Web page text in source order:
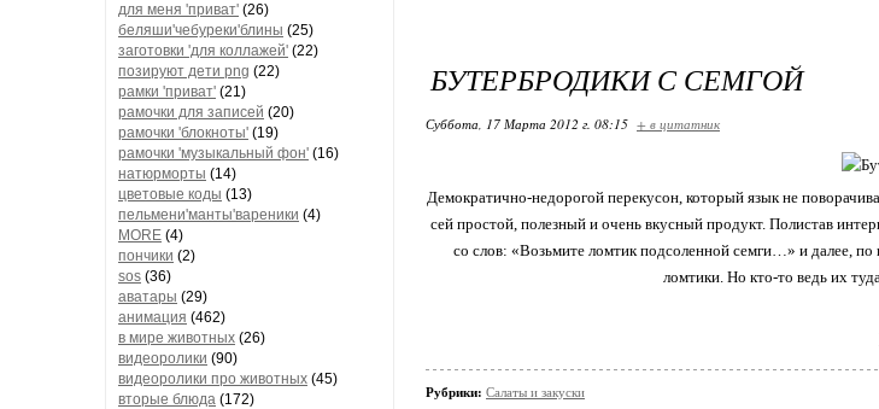
для меня 'приват' (26)
беляши'чебуреки'блины (25)
заготовки 'для коллажей' (22)
позируют дети png (22)
рамки 'приват' (21)
рамочки для записей (20)
рамочки 'блокноты' (19)
рамочки 'музыкальный фон' (16)
натюрморты (14)
цветовые коды (13)
пельмени'манты'вареники (4)
MORE (4)
пончики (2)
sos (36)
аватары (29)
анимация (462)
в мире животных (26)
видеоролики (90)
видеоролики про животных (45)
вторые блюда (172)
БУТЕРБРОДИКИ С СЕМГОЙ
Суббота, 17 Марта 2012 г. 08:15 + в цитатник
Демократично-недорогой перекусон, который язык не
сей простой, полезный и очень вкусный продукт. Полистав
со слов: «Возьмите ломтик подсоленной семги…» и далее, по
ломтики. Но кто-то ведь их
Рубрики: Салаты и закуски